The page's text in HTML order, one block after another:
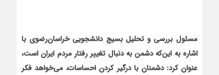
مسئول بررسی و تحلیل بسیج دانشجویی خراسان‌‌رضوی با
اشاره به این‌که دشمن به دنبال تغییر رفتار مردم ایران است،
عنوان کرد: دشمنان با درگیر کردن احساسات، می‌خواهد فکر